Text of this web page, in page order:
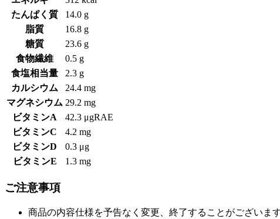
たんぱく質
14.0 g
脂質
16.8 g
糖質
23.6 g
食物繊維
0.5 g
食塩相当量
2.3 g
カルシウム
24.4 mg
マグネシウム 29.2 mg
ビタミンA
42.3 μgRAE
ビタミンC
4.2 mg
ビタミンD
0.3 μg
ビタミンE
1.3 mg
ご注意事項
商品の内容仕様を予告なく変更、終了することがございま